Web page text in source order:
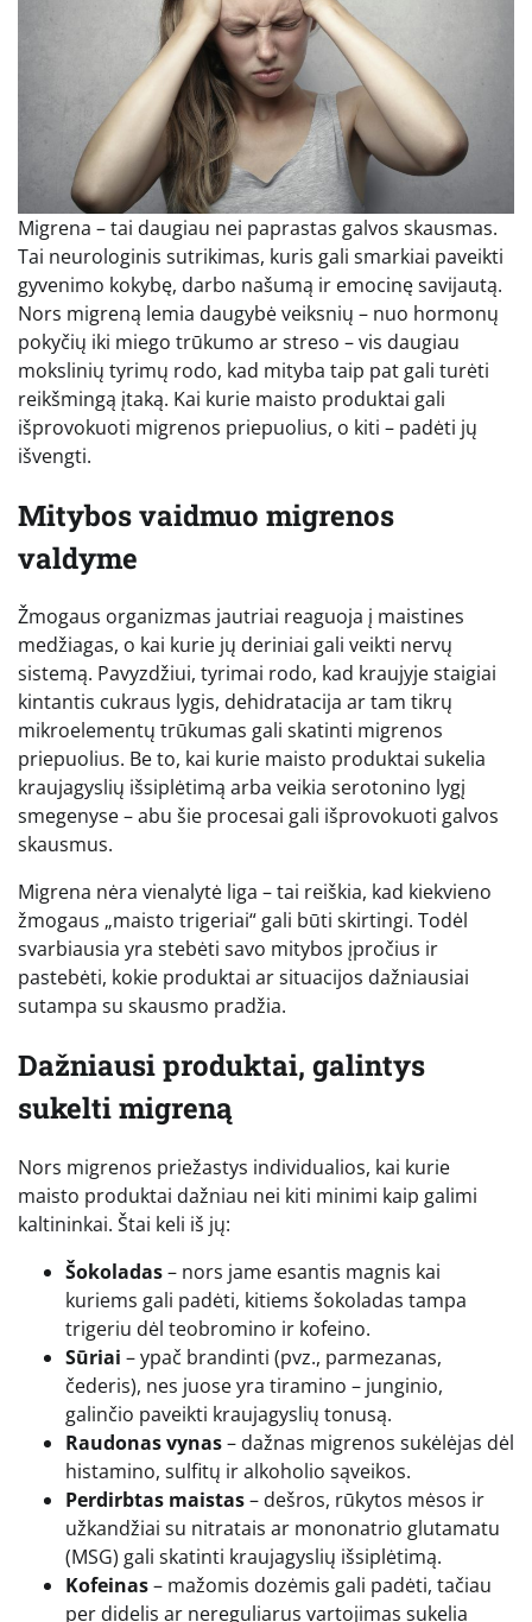
Migrena – tai daugiau nei paprastas galvos skausmas.
Tai neurologinis sutrikimas, kuris gali smarkiai paveikti
gyvenimo kokybę, darbo našumą ir emocinę savijautą.
Nors migreną lemia daugybė veiksnių – nuo hormonų
pokyčių iki miego trūkumo ar streso – vis daugiau
mokslinių tyrimų rodo, kad mityba taip pat gali turėti
reikšmingą įtaką. Kai kurie maisto produktai gali
išprovokuoti migrenos priepuolius, o kiti – padėti jų
išvengti.
Mitybos vaidmuo migrenos
valdyme
Žmogaus organizmas jautriai reaguoja į maistines
medžiagas, o kai kurie jų deriniai gali veikti nervų
sistemą. Pavyzdžiui, tyrimai rodo, kad kraujyje staigiai
kintantis cukraus lygis, dehidratacija ar tam tikrų
mikroelementų trūkumas gali skatinti migrenos
priepuolius. Be to, kai kurie maisto produktai sukelia
kraujagyslių išsiplėtimą arba veikia serotonino lygį
smegenyse – abu šie procesai gali išprovokuoti galvos
skausmus.
Migrena nėra vienalytė liga – tai reiškia, kad kiekvieno
žmogaus „maisto trigeriai“ gali būti skirtingi. Todėl
svarbiausia yra stebėti savo mitybos įpročius ir
pastebėti, kokie produktai ar situacijos dažniausiai
sutampa su skausmo pradžia.
Dažniausi produktai, galintys
sukelti migreną
Nors migrenos priežastys individualios, kai kurie
maisto produktai dažniau nei kiti minimi kaip galimi
kaltininkai. Štai keli iš jų:
Šokoladas– nors jame esantis magnis kai
kuriems gali padėti, kitiems šokoladas tampa
trigeriu dėl teobromino ir kofeino.
Sūriai – ypač brandinti (pvz., parmezanas,
čederis), nes juose yra tiramino – junginio,
galinčio paveikti kraujagyslių tonusą.
Raudonas vynas– dažnas migrenos sukėlėjas dėl
histamino, sulfitų ir alkoholio sąveikos.
Perdirbtas maistas– dešros, rūkytos mėsos ir
užkandžiai su nitratais ar mononatrio glutamatu
(MSG) gali skatinti kraujagyslių išsiplėtimą.
Kofeinas– mažomis dozėmis gali padėti, tačiau
per didelis ar nereguliarus vartojimas sukelia